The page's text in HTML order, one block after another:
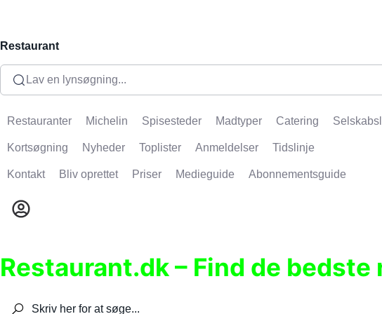
Restaurant
Lav en lynsøgning...
Restauranter Michelin Spisesteder Madtyper Catering
Kortsøgning Nyheder Toplister Anmeldelser Tidslinje
Kontakt Bliv oprettet Priser Medieguide Abonnementsguide
Restaurant.dk – Find de